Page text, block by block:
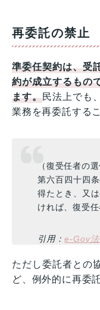
再委託の禁止
準委任契約は、受
約が成立するもの
ます。民法上でも
業務を再委託する
（復受任者の選
第六百四十四
得たとき、又
ければ、復受
引用：e-Gov
ただし委託者との
ど、例外的に再委